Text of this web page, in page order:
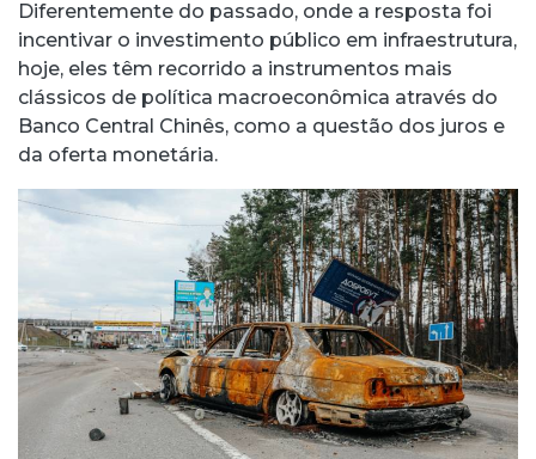
Diferentemente do passado, onde a resposta foi
incentivar o investimento público em infraestrutura,
hoje, eles têm recorrido a instrumentos mais
clássicos de política macroeconômica através do
Banco Central Chinês, como a questão dos juros e
da oferta monetária.